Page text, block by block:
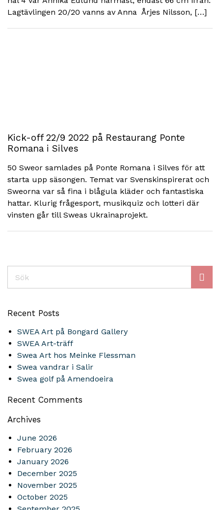
Lagtävlingen 20/20 vanns av Anna Årjes Nilsson, […]
Kick-off 22/9 2022 på Restaurang Ponte
Romana i Silves
50 Sweor samlades på Ponte Romana i Silves för att
starta upp säsongen. Temat var Svenskinspirerat och
Sweorna var så fina i blågula kläder och fantastiska
hattar. Klurig frågesport, musikquiz och lotteri där
vinsten går till Sweas Ukrainaprojekt.
Recent Posts
SWEA Art på Bongard Gallery
SWEA Art-träff
Swea Art hos Meinke Flessman
Swea vandrar i Salir
Swea golf på Amendoeira
Recent Comments
Archives
June 2026
February 2026
January 2026
December 2025
November 2025
October 2025